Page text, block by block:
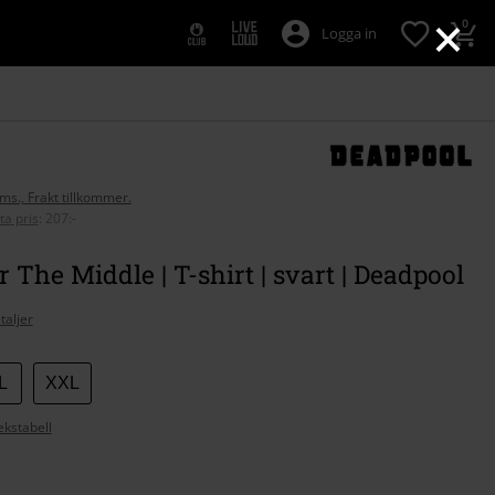
×
Logga in 0
Frakt tillkommer.
pris
207:-
The Middle | T-shirt | svart | Deadpool
XXL